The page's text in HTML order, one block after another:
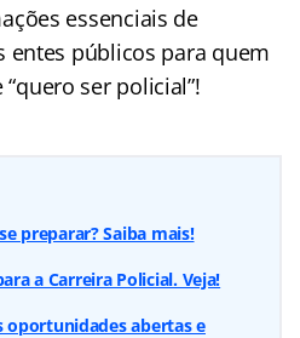
essenciais de
entes públicos para quem
ser policial”!
preparar? Saiba mais!
a Carreira Policial. Veja!
oportunidades abertas e